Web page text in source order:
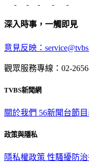
深入時事，一觸即見
意見反映：
觀眾服務專線：02-
TVBS新聞網
關於我們 56新聞台節
政策與隱私
隱私權政策 性騷擾防